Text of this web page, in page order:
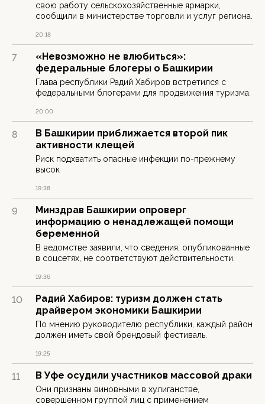
свою работу сельскохозяйственные ярмарки,
сообщили в министерстве торговли и услуг региона.
20:18
7
«Невозможно не влюбиться»:
федеральные блогеры о Башкирии
Глава республики Радий Хабиров встретился с
федеральными блогерами для продвижения туризма.
20:00
8
В Башкирии приближается второй пик
активности клещей
Риск подхватить опасные инфекции по-прежнему
высок
19:38
9
Минздрав Башкирии опроверг
информацию о ненадлежащей помощи
беременной
В ведомстве заявили, что сведения, опубликованные
в соцсетях, не соответствуют действительности.
19:36
10
Радий Хабиров: туризм должен стать
драйвером экономики Башкирии
По мнению руководителю республики, каждый район
должен иметь свой брендовый фестиваль.
19:25
11 В Уфе осудили участников массовой драки
Они признаны виновными в хулиганстве,
совершенном группой лиц с применением